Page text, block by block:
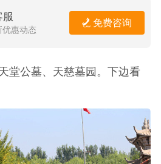
服
优惠动态
免费咨询
堂公墓、天慈墓园。下边看